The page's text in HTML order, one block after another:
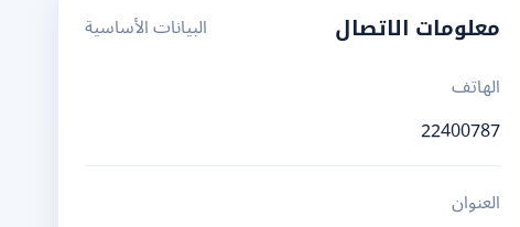
معلومات الاتصال
البيانات الأساسية
الهاتف
22400787
العنوان